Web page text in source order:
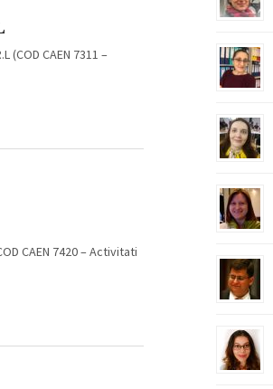
(COD CAEN 7311 –
CAEN 7420 – Activitati